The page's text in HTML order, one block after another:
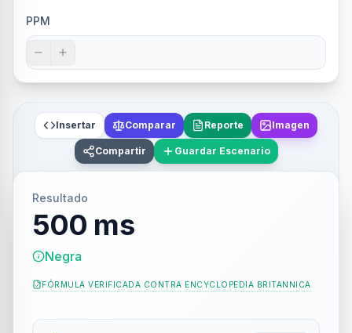
PPM
Insertar Comparar Reporte Imagen
Compartir Guardar Escenario
Resultado
500 ms
Negra
FÓRMULA VERIFICADA CONTRA ENCYCLOPEDIA BRITANNICA